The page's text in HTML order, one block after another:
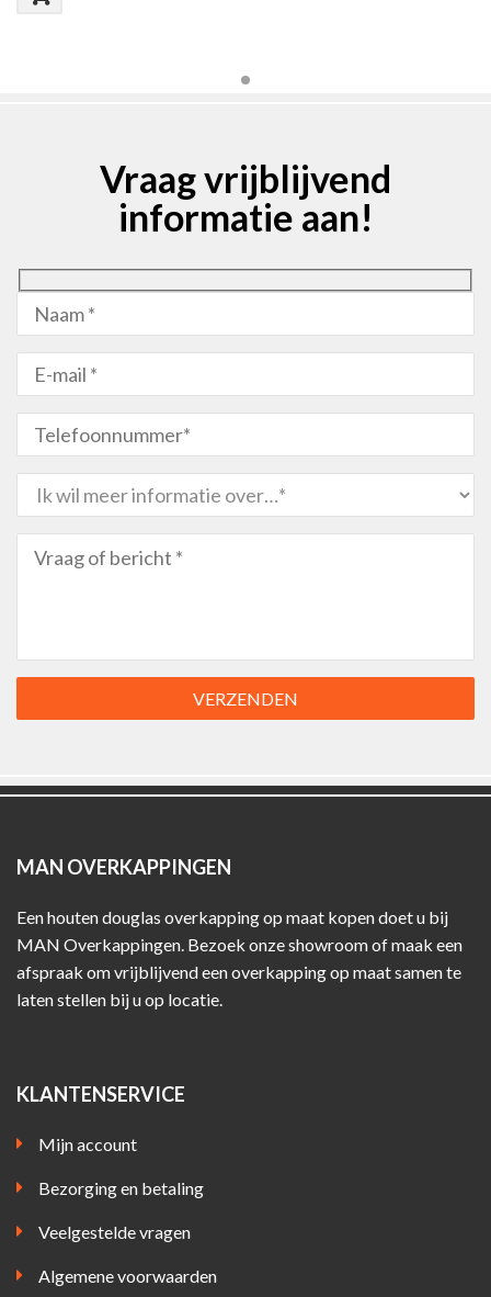
Vraag vrijblijvend
informatie aan!
VERZENDEN
MAN OVERKAPPINGEN
Een houten douglas overkapping op maat kopen doet u bij
MAN Overkappingen. Bezoek onze showroom of maak een
afspraak om vrijblijvend een overkapping op maat samen te
laten stellen bij u op locatie.
KLANTENSERVICE
Mijn account
Bezorging en betaling
Veelgestelde vragen
Algemene voorwaarden